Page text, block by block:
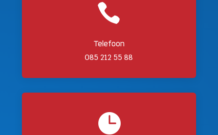

Telefoon
085 212 55 88
